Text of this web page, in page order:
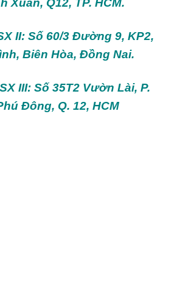
Xuân, Q12, TP. HCM.
II: Số 60/3 Đường 9, KP2,
Biên Hòa, Đồng Nai.
III: Số 35T2 Vườn Lài, P.
Đông, Q. 12, HCM